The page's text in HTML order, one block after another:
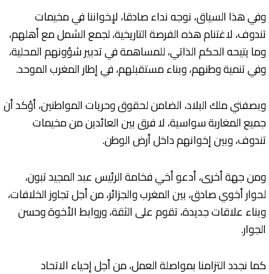
وفي هذا السياق، نوجه نداء صادقا، لإخواننا في مخيمات
تندوف، لاغتنام هذه الفرصة التاريخية، لجمع الشمل مع أهلهم،
وما يتيحه الحكم الذاتي، للمساهمة في تدبير شؤونهم المحلية،
وفي تنمية وطنهم، وبناء مستقبلهم، في إطار المغرب الموحد.
وبصفتي ملك البلاد، الضامن لحقوق وحريات المواطنين، أؤكد أن
جميع المغاربة سواسية، لا فرق بين العائدين من مخيمات
تندوف، وبين إخوانهم داخل أرض الوطن.
ومن جهة أخرى، أدعو أخي فخامة الرئيس عبد المجيد تبون،
لحوار أخوي صادق، بين المغرب والجزائر، من أجل تجاوز الخلافات،
وبناء علاقات جديدة، تقوم على الثقة، وروابط الأخوة وحسن
الجوار.
كما نجدد التزامنا بمواصلة العمل، من أجل إحياء الاتحاد